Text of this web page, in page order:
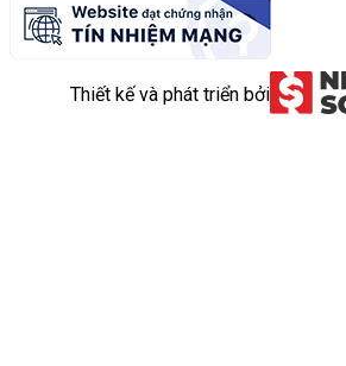
Thiết kế và phát triển bởi